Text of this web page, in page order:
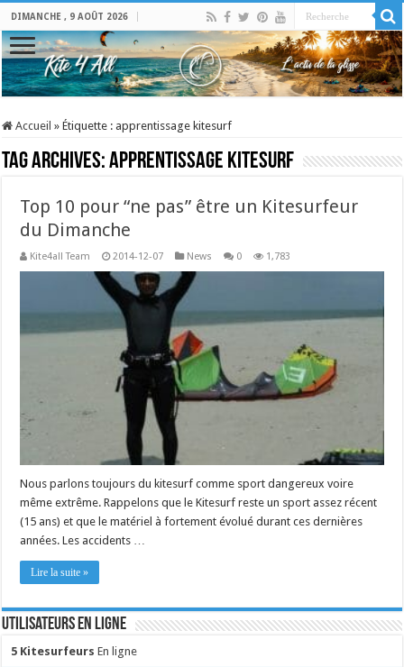
DIMANCHE , 9 AOÛT 2026
Accueil » Étiquette : apprentissage kitesurf
Tag Archives:apprentissage kitesurf
Top 10 pour “ne pas” être un Kitesurfeur
du Dimanche
Kite4all Team 2014-12-07 News 0 1,783
Nous parlons toujours du kitesurf comme sport dangereux voire
même extrême. Rappelons que le Kitesurf reste un sport assez récent
(15 ans) et que le matériel à fortement évolué durant ces dernières
années. Les accidents …
Lire la suite »
Utilisateurs en ligne
5 Kitesurfeurs En ligne